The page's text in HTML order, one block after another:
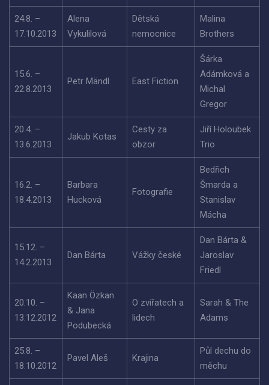
24.8. –
17.10.2013
Alena
Vykulilová
Dětská
nemocnice
Malina
Brothers
15.6. –
22.8.2013
Petr Mändl East Fiction
Šárka
Adámková a
Michal
Gregor
20.4. –
13.6.2013
Jakub Kotas
Cesty za
obzor
Jiří Holoubek
Trio
16.2. –
18.4.2013
Barbara
Hucková
Fotografie
Bedřich
Šmarda a
Stanislav
Mácha
15.12. –
14.2.2013
Dan Bárta Vážky české
Dan Bárta &
Jaroslav
Friedl
20.10. –
13.12.2012
Kaan Özkan
& Jana
Podubecká
O zvířatech a
lidech
Sarah & The
Adams
25.8. –
18.10.2012
Pavel Aleš Krajina
Půl dechu do
měchu